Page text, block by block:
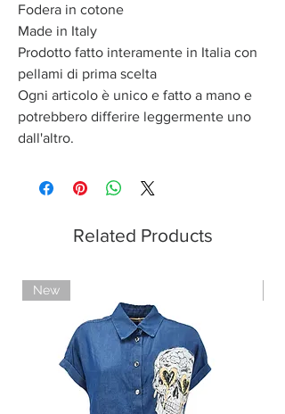
Fodera in cotone
Made in Italy
Prodotto fatto interamente in Italia con
pellami di prima scelta
Ogni articolo è unico e fatto a mano e
potrebbero differire leggermente uno
dall'altro.
Related Products
New